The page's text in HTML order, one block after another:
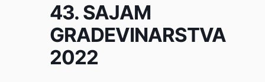
43. SAJAM
GRADEVINARSTVA
2022